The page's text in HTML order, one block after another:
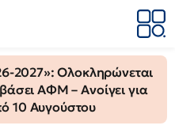
2027»: Ολοκληρώνεται
ΑΦΜ – Ανοίγει για
10 Αυγούστου